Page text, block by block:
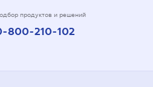
продуктов и решений
800-210-102